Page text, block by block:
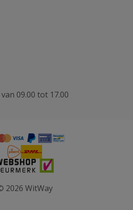
09.00 tot 17.00
2026 WitWay